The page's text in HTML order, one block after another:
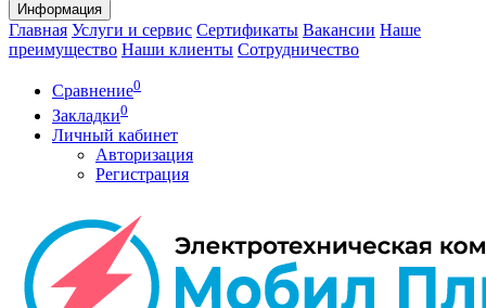
Информация
Главная Услуги и сервис Сертификаты Вакансии Наше
преимущество Наши клиенты Сотрудничество
Сравнение0
Закладки0
Личный кабинет
Авторизация
Регистрация